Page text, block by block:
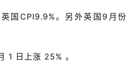
国CPI9.9%。另外英国9月份
1 日上涨 25% 。